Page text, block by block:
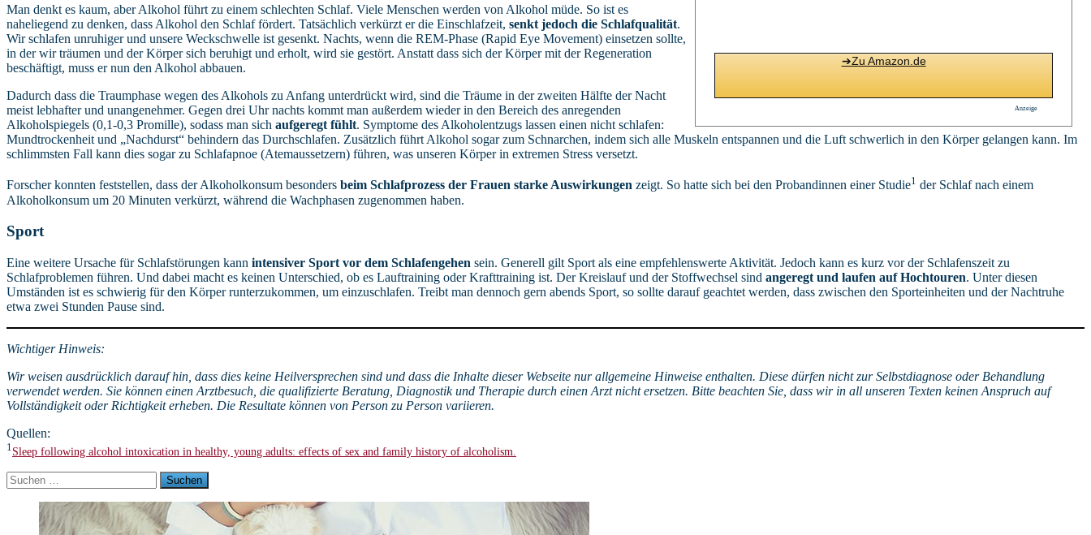
➔Zu Amazon.de
Anzeige
Man denkt es kaum, aber Alkohol führt zu einem schlechten Schlaf. Viele Menschen werden von Alkohol müde. So ist es
naheliegend zu denken, dass Alkohol den Schlaf fördert. Tatsächlich verkürzt er die Einschlafzeit, senkt jedoch die Schlafqualität.
Wir schlafen unruhiger und unsere Weckschwelle ist gesenkt. Nachts, wenn die REM-Phase (Rapid Eye Movement) einsetzen sollte,
in der wir träumen und der Körper sich beruhigt und erholt, wird sie gestört. Anstatt dass sich der Körper mit der Regeneration
beschäftigt, muss er nun den Alkohol abbauen.
Dadurch dass die Traumphase wegen des Alkohols zu Anfang unterdrückt wird, sind die Träume in der zweiten Hälfte der Nacht
meist lebhafter und unangenehmer. Gegen drei Uhr nachts kommt man außerdem wieder in den Bereich des anregenden
Alkoholspiegels (0,1-0,3 Promille), sodass man sich aufgeregt fühlt. Symptome des Alkoholentzugs lassen einen nicht schlafen:
Mundtrockenheit und „Nachdurst“ behindern das Durchschlafen. Zusätzlich führt Alkohol sogar zum Schnarchen, indem sich alle Muskeln entspannen und die Luft schwerlich in den Körper gelangen kann. Im
schlimmsten Fall kann dies sogar zu Schlafapnoe (Atemaussetzern) führen, was unseren Körper in extremen Stress versetzt.
Forscher konnten feststellen, dass der Alkoholkonsum besonders beim Schlafprozess der Frauen starke Auswirkungen zeigt. So hatte sich bei den Probandinnen einer Studie1 der Schlaf nach einem
Alkoholkonsum um 20 Minuten verkürzt, während die Wachphasen zugenommen haben.
Sport
Eine weitere Ursache für Schlafstörungen kann intensiver Sport vor dem Schlafengehen sein. Generell gilt Sport als eine empfehlenswerte Aktivität. Jedoch kann es kurz vor der Schlafenszeit zu
Schlafproblemen führen. Und dabei macht es keinen Unterschied, ob es Lauftraining oder Krafttraining ist. Der Kreislauf und der Stoffwechsel sind angeregt und laufen auf Hochtouren. Unter diesen
Umständen ist es schwierig für den Körper runterzukommen, um einzuschlafen. Treibt man dennoch gern abends Sport, so sollte darauf geachtet werden, dass zwischen den Sporteinheiten und der Nachtruhe
etwa zwei Stunden Pause sind.
Wichtiger Hinweis:
Wir weisen ausdrücklich darauf hin, dass dies keine Heilversprechen sind und dass die Inhalte dieser Webseite nur allgemeine Hinweise enthalten. Diese dürfen nicht zur Selbstdiagnose oder Behandlung
verwendet werden. Sie können einen Arztbesuch, die qualifizierte Beratung, Diagnostik und Therapie durch einen Arzt nicht ersetzen. Bitte beachten Sie, dass wir in all unseren Texten keinen Anspruch auf
Vollständigkeit oder Richtigkeit erheben. Die Resultate können von Person zu Person variieren.
Quellen:
1Sleep following alcohol intoxication in healthy, young adults: effects of sex and family history of alcoholism.
Suchen
nach: